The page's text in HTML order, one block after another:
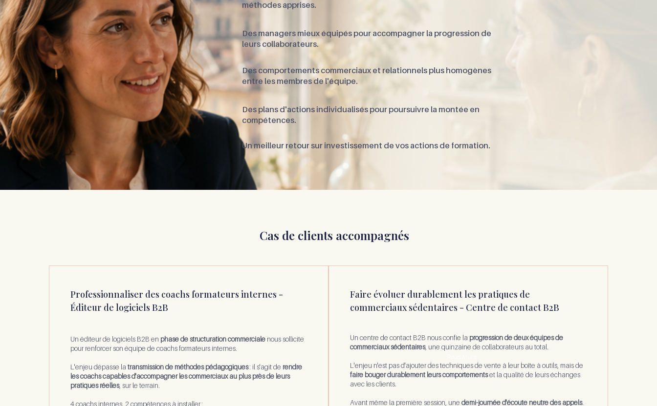
méthodes apprises.
Des managers mieux équipés pour accompagner la progression de
leurs collaborateurs.
Des comportements commerciaux et relationnels plus homogènes
entre les membres de l'équipe.​
Des plans d'actions individualisés pour poursuivre la montée en
compétences.​
Un meilleur retour sur investissement de vos actions de formation.​
Cas de clients accompagnés
Professionnaliser des coachs formateurs internes -
Éditeur de logiciels B2B
Un éditeur de logiciels B2B en phase de structuration commercialenous sollicite
pour renforcer son équipe de coachs formateurs internes.
L'enjeu dépasse la transmission de méthodes pédagogiques: il s'agit de rendre
les coachs capables d'accompagner les commerciaux au plus près de leurs
pratiques réelles, sur le terrain.
4 coachs internes, 2 compétences à installer :
Faire évoluer durablement les pratiques de
commerciaux sédentaires - Centre de contact B2B
Un centre de contact B2B nous confie la progression de deux équipes de
commerciaux sédentaires, une quinzaine de collaborateurs au total.
L'enjeu n'est pas d'ajouter des techniques de vente à leur boîte à outils, mais de
faire bouger durablement leurs comportementset la qualité de leurs échanges
avec les clients.
Avant même la première session, une demi-journée d'écoute neutre des appels.